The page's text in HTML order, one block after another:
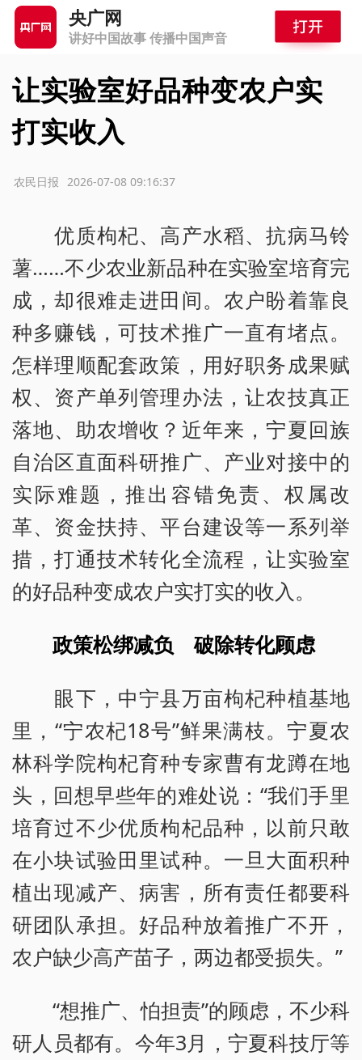
央广网
讲好中国故事 传播中国声音
让实验室好品种变农户实
打实收入
2026-07-08 09:16:37
农民日报
优质枸杞、高产水稻、抗病马铃
薯……不少农业新品种在实验室培育完
成，却很难走进田间。农户盼着靠良
种多赚钱，可技术推广一直有堵点。
怎样理顺配套政策，用好职务成果赋
权、资产单列管理办法，让农技真正
落地、助农增收？近年来，宁夏回族
自治区直面科研推广、产业对接中的
实际难题，推出容错免责、权属改
革、资金扶持、平台建设等一系列举
措，打通技术转化全流程，让实验室
的好品种变成农户实打实的收入。
政策松绑减负 破除转化顾虑
眼下，中宁县万亩枸杞种植基地
里，“宁农杞18号”鲜果满枝。宁夏农
林科学院枸杞育种专家曹有龙蹲在地
头，回想早些年的难处说：“我们手里
培育过不少优质枸杞品种，以前只敢
在小块试验田里试种。一旦大面积种
植出现减产、病害，所有责任都要科
研团队承担。好品种放着推广不开，
农户缺少高产苗子，两边都受损失。”
“想推广、怕担责”的顾虑，不少科
研人员都有。今年3月，宁夏科技厅等